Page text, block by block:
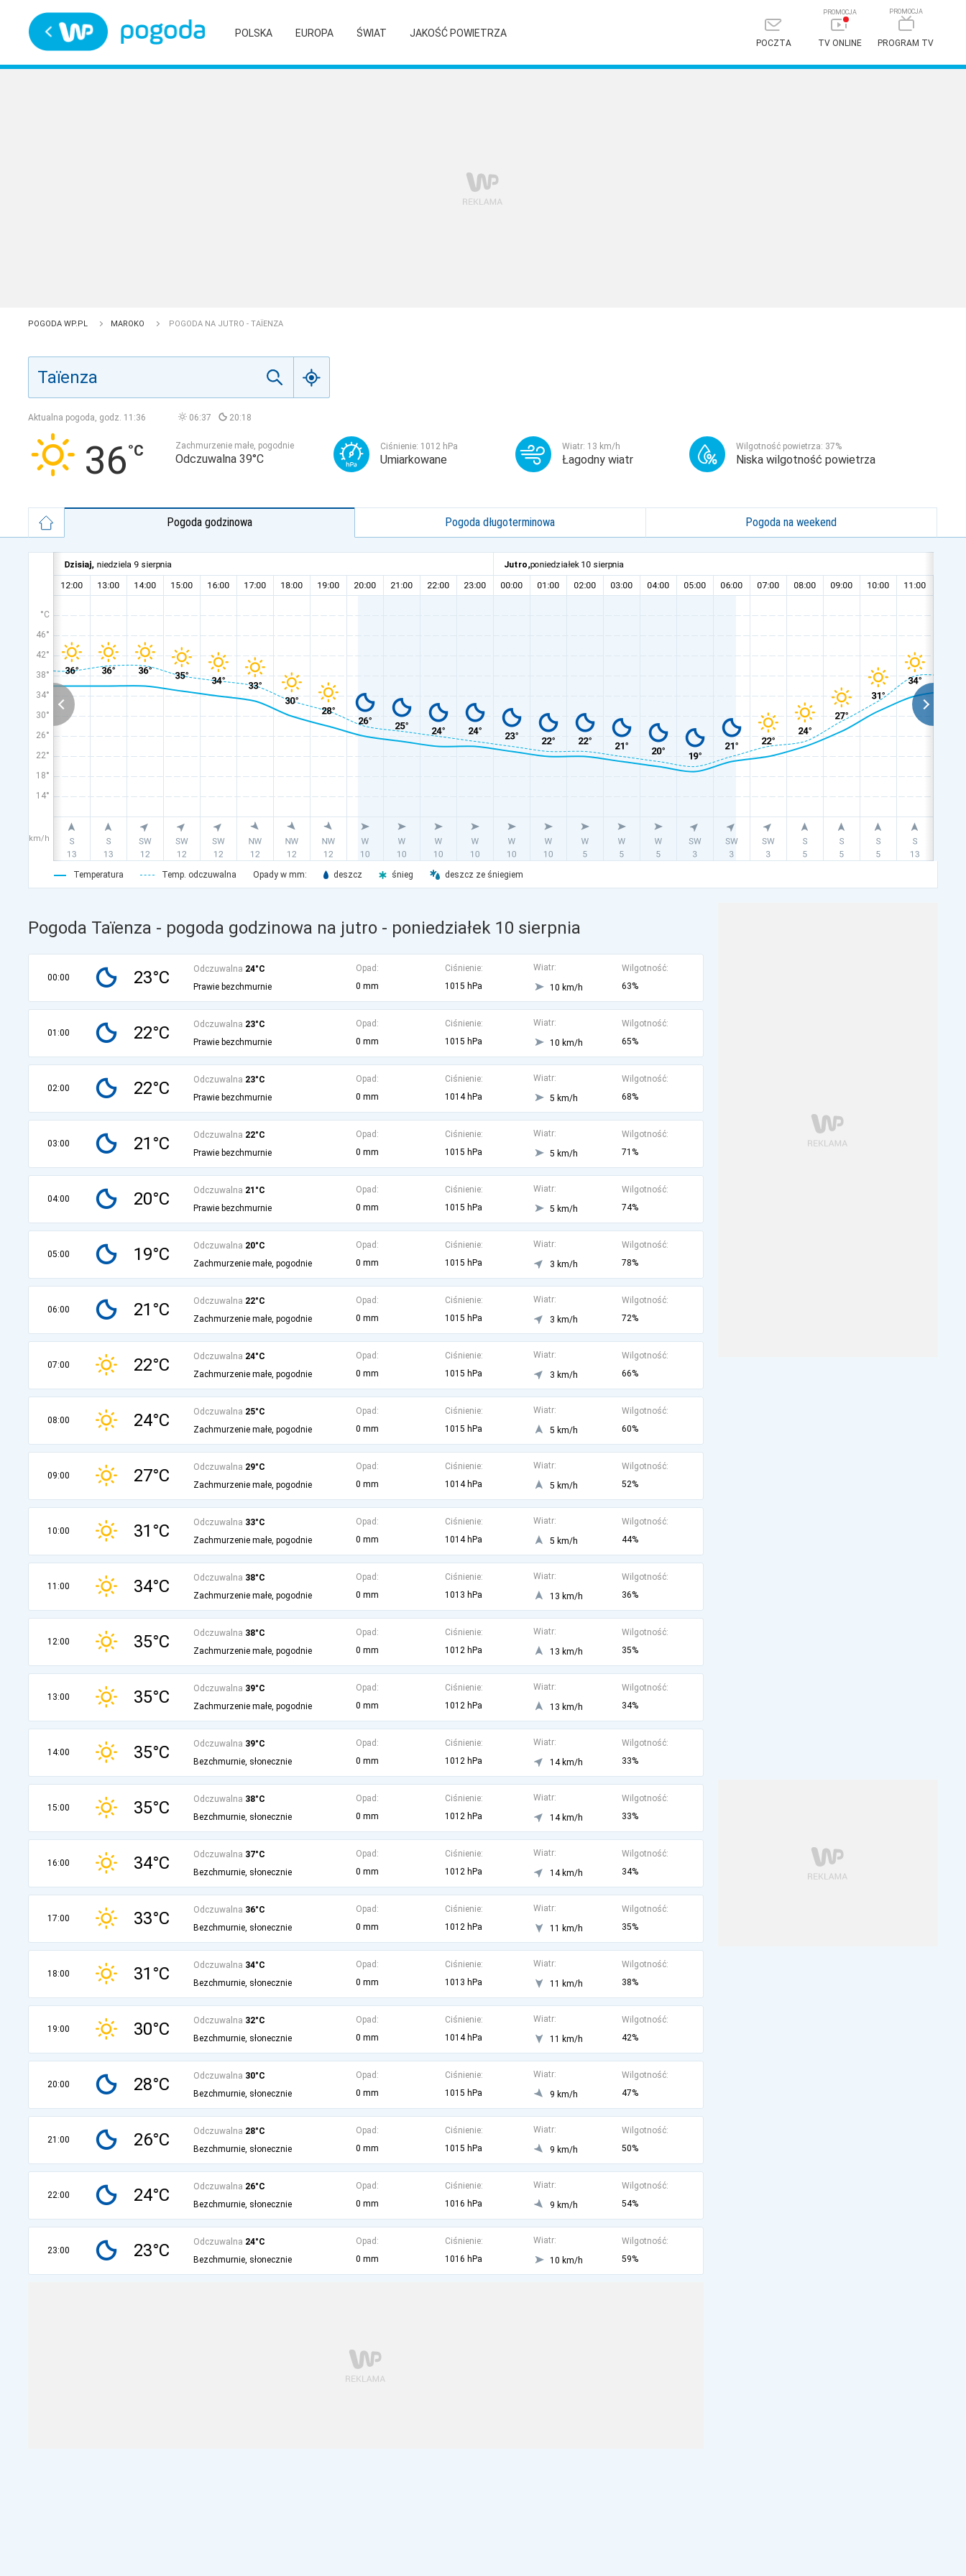
POLSKA EUROPA ŚWIAT JAKOŚĆ POWIETRZA
POCZTA TV ONLINE PROGRAM TV
POGODA WP.PL MAROKO POGODA NA JUTRO - TAÏENZA
Aktualna pogoda, godz. 11:36 06:37 20:18
36 Zachmurzenie małe, pogodnie
Odczuwalna 39°C
Ciśnienie: 1012 hPa
Umiarkowane
Wiatr: 13 km/h
Łagodny wiatr
Wilgotność powietrza: 37%
Niska wilgotność powietrza
Pogoda godzinowa Pogoda długoterminowa Pogoda na weekend
°C
46°
42°
38°
34°
30°
26°
22°
18°
14°
km/h
Temperatura Temp. odczuwalna Opady w mm: deszcz śnieg deszcz ze śniegiem
Pogoda Taïenza - pogoda godzinowa na jutro - poniedziałek 10 sierpnia
00:00 23°C Odczuwalna 24°C
Prawie bezchmurnie
Opad:
0 mm
Ciśnienie:
1015 hPa
Wiatr:
10 km/h
Wilgotność:
63%
01:00 22°C Odczuwalna 23°C
Prawie bezchmurnie
Opad:
0 mm
Ciśnienie:
1015 hPa
Wiatr:
10 km/h
Wilgotność:
65%
02:00 22°C Odczuwalna 23°C
Prawie bezchmurnie
Opad:
0 mm
Ciśnienie:
1014 hPa
Wiatr:
5 km/h
Wilgotność:
68%
03:00 21°C Odczuwalna 22°C
Prawie bezchmurnie
Opad:
0 mm
Ciśnienie:
1015 hPa
Wiatr:
5 km/h
Wilgotność:
71%
04:00 20°C Odczuwalna 21°C
Prawie bezchmurnie
Opad:
0 mm
Ciśnienie:
1015 hPa
Wiatr:
5 km/h
Wilgotność:
74%
05:00 19°C Odczuwalna 20°C
Zachmurzenie małe, pogodnie
Opad:
0 mm
Ciśnienie:
1015 hPa
Wiatr:
3 km/h
Wilgotność:
78%
06:00 21°C Odczuwalna 22°C
Zachmurzenie małe, pogodnie
Opad:
0 mm
Ciśnienie:
1015 hPa
Wiatr:
3 km/h
Wilgotność:
72%
07:00 22°C Odczuwalna 24°C
Zachmurzenie małe, pogodnie
Opad:
0 mm
Ciśnienie:
1015 hPa
Wiatr:
3 km/h
Wilgotność:
66%
08:00 24°C Odczuwalna 25°C
Zachmurzenie małe, pogodnie
Opad:
0 mm
Ciśnienie:
1015 hPa
Wiatr:
5 km/h
Wilgotność:
60%
09:00 27°C Odczuwalna 29°C
Zachmurzenie małe, pogodnie
Opad:
0 mm
Ciśnienie:
1014 hPa
Wiatr:
5 km/h
Wilgotność:
52%
10:00 31°C Odczuwalna 33°C
Zachmurzenie małe, pogodnie
Opad:
0 mm
Ciśnienie:
1014 hPa
Wiatr:
5 km/h
Wilgotność:
44%
11:00 34°C Odczuwalna 38°C
Zachmurzenie małe, pogodnie
Opad:
0 mm
Ciśnienie:
1013 hPa
Wiatr:
13 km/h
Wilgotność:
36%
12:00 35°C Odczuwalna 38°C
Zachmurzenie małe, pogodnie
Opad:
0 mm
Ciśnienie:
1012 hPa
Wiatr:
13 km/h
Wilgotność:
35%
13:00 35°C Odczuwalna 39°C
Zachmurzenie małe, pogodnie
Opad:
0 mm
Ciśnienie:
1012 hPa
Wiatr:
13 km/h
Wilgotność:
34%
14:00 35°C Odczuwalna 39°C
Bezchmurnie, słonecznie
Opad:
0 mm
Ciśnienie:
1012 hPa
Wiatr:
14 km/h
Wilgotność:
33%
15:00 35°C Odczuwalna 38°C
Bezchmurnie, słonecznie
Opad:
0 mm
Ciśnienie:
1012 hPa
Wiatr:
14 km/h
Wilgotność:
33%
16:00 34°C Odczuwalna 37°C
Bezchmurnie, słonecznie
Opad:
0 mm
Ciśnienie:
1012 hPa
Wiatr:
14 km/h
Wilgotność:
34%
17:00 33°C Odczuwalna 36°C
Bezchmurnie, słonecznie
Opad:
0 mm
Ciśnienie:
1012 hPa
Wiatr:
11 km/h
Wilgotność:
35%
18:00 31°C Odczuwalna 34°C
Bezchmurnie, słonecznie
Opad:
0 mm
Ciśnienie:
1013 hPa
Wiatr:
11 km/h
Wilgotność:
38%
19:00 30°C Odczuwalna 32°C
Bezchmurnie, słonecznie
Opad:
0 mm
Ciśnienie:
1014 hPa
Wiatr:
11 km/h
Wilgotność:
42%
20:00 28°C Odczuwalna 30°C
Bezchmurnie, słonecznie
Opad:
0 mm
Ciśnienie:
1015 hPa
Wiatr:
9 km/h
Wilgotność:
47%
21:00 26°C Odczuwalna 28°C
Bezchmurnie, słonecznie
Opad:
0 mm
Ciśnienie:
1015 hPa
Wiatr:
9 km/h
Wilgotność:
50%
22:00 24°C Odczuwalna 26°C
Bezchmurnie, słonecznie
Opad:
0 mm
Ciśnienie:
1016 hPa
Wiatr:
9 km/h
Wilgotność:
54%
23:00 23°C Odczuwalna 24°C
Bezchmurnie, słonecznie
Opad:
0 mm
Ciśnienie:
1016 hPa
Wiatr:
10 km/h
Wilgotność:
59%